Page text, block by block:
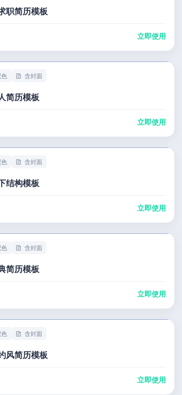
职简历模板
立即使用
含封面
简历模板
立即使用
含封面
结构模板
立即使用
含封面
简历模板
立即使用
含封面
风简历模板
立即使用